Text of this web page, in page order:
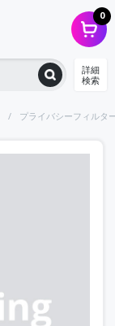
0
詳細
検索
プライバシーフィルタ